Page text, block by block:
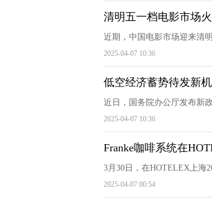
清明五一档电影市场
近期，中国电影市场迎来清
2025-04-07 10:36
低空经济蓄势待发新
近日，国务院办公厅发布新
2025-04-07 10:36
Franke咖啡系统在
3月30日，在HOTELEX上海
2025-04-07 00:54